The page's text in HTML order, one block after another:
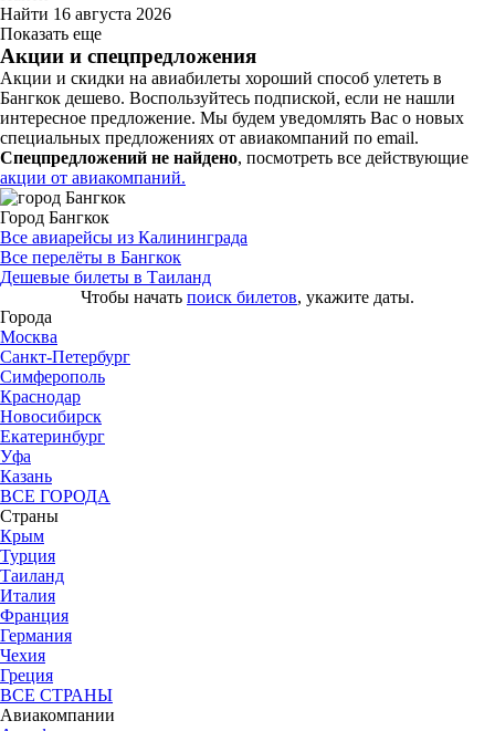
Найти 16 августа 2026
Показать еще
Акции и спецпредложения
Акции и скидки на авиабилеты хороший способ улететь в
Бангкок дешево. Воспользуйтесь подпиской, если не нашли
интересное предложение. Мы будем уведомлять Вас о новых
специальных предложениях от авиакомпаний по email.
Спецпредложений не найдено, посмотреть все действующие
акции от авиакомпаний.
Город Бангкок
Все авиарейсы из Калининграда
Все перелёты в Бангкок
Дешевые билеты в Таиланд
Чтобы начать поиск билетов, укажите даты.
Города
Москва
Санкт-Петербург
Симферополь
Краснодар
Новосибирск
Екатеринбург
Уфа
Казань
ВСЕ ГОРОДА
Страны
Крым
Турция
Таиланд
Италия
Франция
Германия
Чехия
Греция
ВСЕ СТРАНЫ
Авиакомпании